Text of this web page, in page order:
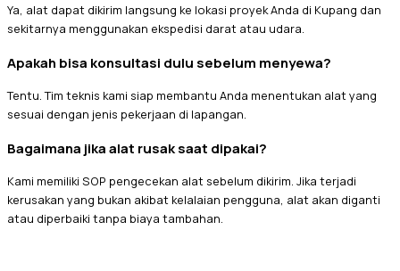
Ya, alat dapat dikirim langsung ke lokasi proyek Anda di Kupang dan
sekitarnya menggunakan ekspedisi darat atau udara.
Apakah bisa konsultasi dulu sebelum menyewa?
Tentu. Tim teknis kami siap membantu Anda menentukan alat yang
sesuai dengan jenis pekerjaan di lapangan.
Bagaimana jika alat rusak saat dipakai?
Kami memiliki SOP pengecekan alat sebelum dikirim. Jika terjadi
kerusakan yang bukan akibat kelalaian pengguna, alat akan diganti
atau diperbaiki tanpa biaya tambahan.